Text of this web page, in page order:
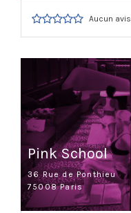
Aucun avis
Pink School
36 Rue de Ponthieu
75008 Paris